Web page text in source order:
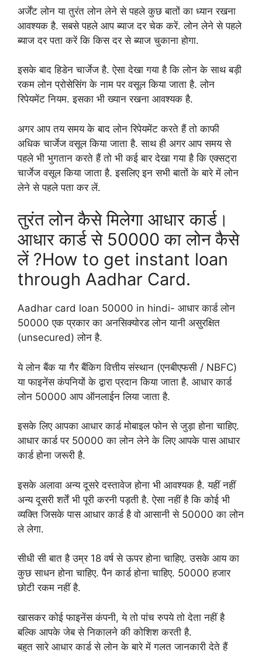
अर्जेंट लोन या तुरंत लोन लेने से पहले कुछ बातों का ध्यान रखना
आवश्यक है. सबसे पहले आप ब्याज दर चेक करें. लोन लेने से पहले
ब्याज दर पता करें कि किस दर से ब्याज चुकाना होगा.
इसके बाद हिडेन चार्जेज है. ऐसा देखा गया है कि लोन के साथ बड़ी
रकम लोन प्रोसेसिंग के नाम पर वसूल किया जाता है. लोन
रिपेयमेंट नियम. इसका भी ख्यान रखना आवश्यक है.
अगर आप तय समय के बाद लोन रिपेयमेंट करते हैं तो काफी
अधिक चार्जेज वसूल किया जाता है. साथ ही अगर आप समय से
पहले भी भुगतान करते हैं तो भी कई बार देखा गया है कि एक्सट्रा
चार्जेज वसूल किया जाता है. इसलिए इन सभी बातों के बारे में लोन
लेने से पहले पता कर लें.
तुरंत लोन कैसे मिलेगा आधार कार्ड।
आधार कार्ड से 50000 का लोन कैसे
लें ?How to get instant loan
through Aadhar Card.
Aadhar card loan 50000 in hindi- आधार कार्ड लोन
50000 एक प्रकार का अनसिक्योरड लोन यानी असुरक्षित
(unsecured) लोन है.
ये लोन बैंक या गैर बैंकिग वित्तीय संस्थान (एनबीएफसी / NBFC)
या फाइनेंस कंपनियों के द्वारा प्रदान किया जाता है. आधार कार्ड
लोन 50000 आप ऑनलाईन लिया जाता है.
इसके लिए आपका आधार कार्ड मोबाइल फोन से जुड़ा होना चाहिए.
आधार कार्ड पर 50000 का लोन लेने के लिए आपके पास आधार
कार्ड होना जरूरी है.
इसके अलावा अन्य दूसरे दस्तावेज होना भी आवश्यक है. यहीं नहीं
अन्य दूसरी शर्तें भी पूरी करनी पड़ती है. ऐसा नहीं है कि कोई भी
व्यक्ति जिसके पास आधार कार्ड है वो आसानी से 50000 का लोन
ले लेगा.
सीधी सी बात है उम्र 18 वर्ष से ऊपर होना चाहिए. उसके आय का
कुछ साधन होना चाहिए. पैन कार्ड होना चाहिए. 50000 हजार
छोटी रकम नहीं है.
खासकर कोई फाइनेंस कंपनी, ये तो पांच रुपये तो देता नहीं है
बल्कि आपके जेब से निकालने की कोशिश करती है.
बहुत सारे आधार कार्ड से लोन के बारे में गलत जानकारी देते हैं